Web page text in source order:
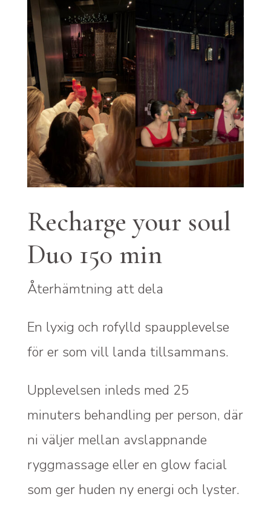
Recharge your soul
Duo 150 min
Återhämtning att dela
En lyxig och rofylld spaupplevelse
för er som vill landa tillsammans.
Upplevelsen inleds med 25
minuters behandling per person, där
ni väljer mellan avslappnande
ryggmassage eller en glow facial
som ger huden ny energi och lyster.